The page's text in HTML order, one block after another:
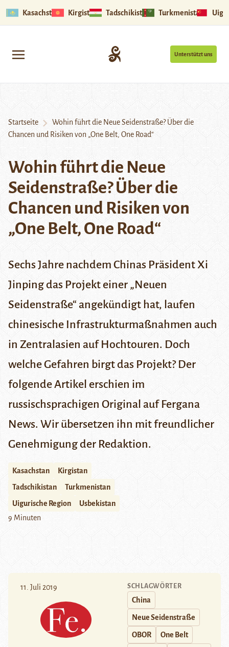
Kasachstan Kirgistan Tadschikistan Turkmenistan
Unterstützt uns
Startseite
Wohin führt die Neue Seidenstraße? Über die
Chancen und Risiken von „One Belt, One Road“
Wohin führt die Neue
Seidenstraße? Über die
Chancen und Risiken von
„One Belt, One Road“
Sechs Jahre nachdem Chinas Präsident Xi
Jinping das Projekt einer „Neuen
Seidenstraße“ angekündigt hat, laufen
chinesische Infrastrukturmaßnahmen auch
in Zentralasien auf Hochtouren. Doch
welche Gefahren birgt das Projekt? Der
folgende Artikel erschien im
russischsprachigen Original auf Fergana
News. Wir übersetzen ihn mit freundlicher
Genehmigung der Redaktion.
Kasachstan
Kirgistan
Tadschikistan
Turkmenistan
Uigurische Region
Usbekistan
9 Minuten
11. Juli 2019 SCHLAGWÖRTER
China
Neue Seidenstraße
OBOR One Belt